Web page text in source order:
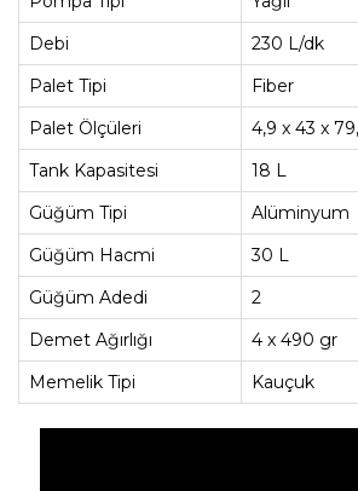
Debi
230 L/dk
Palet Tipi
Fiber
Palet Ölçüleri
4,9 x 43 x
Tank Kapasitesi
18 L
Güğüm Tipi
Alüminyum
Güğüm Hacmi
30 L
Güğüm Adedi
2
Demet Ağırlığı
4 x 490 gr
Memelik Tipi
Kauçuk